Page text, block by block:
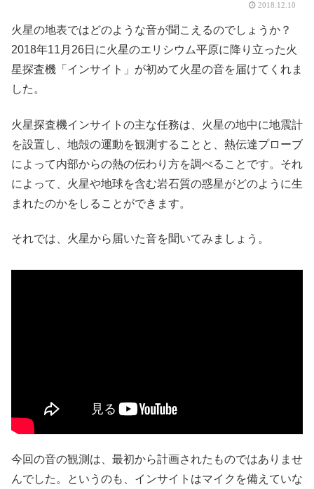
2018.12.10
火星の地表ではどのような音が聞こえるのでしょうか？
2018年11月26日に火星のエリシウム平原に降り立った火
星探査機「インサイト」が初めて火星の音を届けてくれま
した。
火星探査機インサイトの主な任務は、火星の地中に地震計
を設置し、地殻の運動を観測することと、熱伝達プローブ
によって内部からの熱の伝わり方を調べることです。それ
によって、火星や地球を含む岩石質の惑星がどのように生
まれたのかをしることができます。
それでは、火星から届いた音を聞いてみましょう。
今回の音の観測は、最初から計画されたものではありませ
んでした。というのも、インサイトはマイクを備えていな